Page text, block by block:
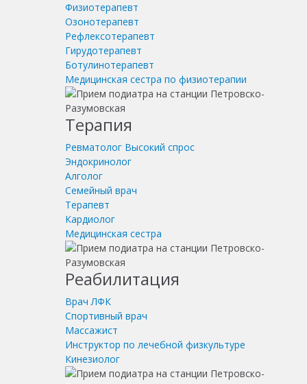
Физиотерапевт
Озонотерапевт
Рефлексотерапевт
Гирудотерапевт
Ботулинотерапевт
Медицинская сестра по физиотерапии
Терапия
Ревматолог Высокий спрос
Эндокринолог
Алголог
Семейный врач
Терапевт
Кардиолог
Медицинская сестра
Реабилитация
Врач ЛФК
Спортивный врач
Массажист
Инструктор по лечебной физкультуре
Кинезиолог